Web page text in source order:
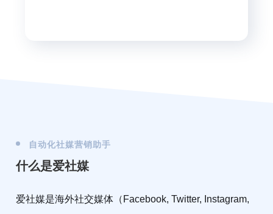
自动化社媒营销助手
什么是爱社媒
爱社媒是海外社交媒体（Facebook, Twitter, Instagram,